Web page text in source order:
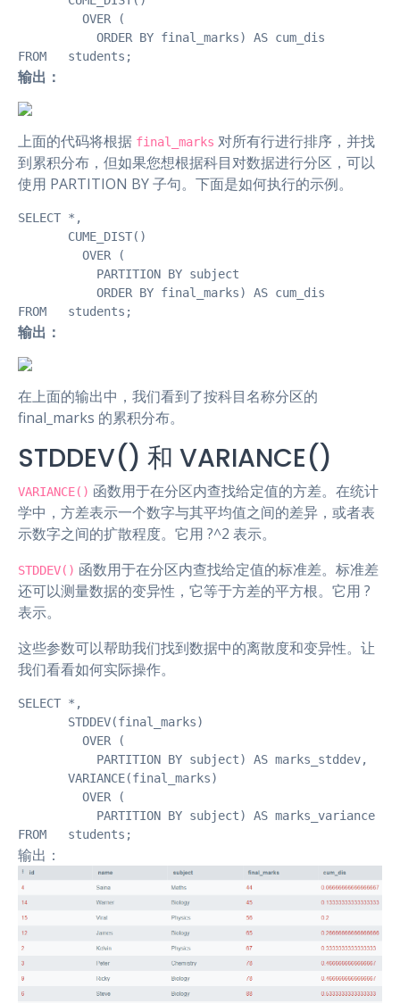
         OVER (
           ORDER BY final_marks) AS cum_dis
FROM   students;
输出：
上面的代码将根据 final_marks 对所有行进行排序，并找
到累积分布，但如果您想根据科目对数据进行分区，可以
使用 PARTITION BY 子句。下面是如何执行的示例。
SELECT *,
       CUME_DIST()
         OVER (
           PARTITION BY subject
           ORDER BY final_marks) AS cum_dis
FROM   students;
输出：
在上面的输出中，我们看到了按科目名称分区的
final_marks 的累积分布。
STDDEV() 和 VARIANCE()
VARIANCE() 函数用于在分区内查找给定值的方差。在统计
学中，方差表示一个数字与其平均值之间的差异，或者表
示数字之间的扩散程度。它用 ?^2 表示。
STDDEV() 函数用于在分区内查找给定值的标准差。标准差
还可以测量数据的变异性，它等于方差的平方根。它用 ?
表示。
这些参数可以帮助我们找到数据中的离散度和变异性。让
我们看看如何实际操作。
SELECT *,
       STDDEV(final_marks)
         OVER (
           PARTITION BY subject) AS marks_stddev,
       VARIANCE(final_marks)
         OVER (
           PARTITION BY subject) AS marks_variance
FROM   students;
输出：